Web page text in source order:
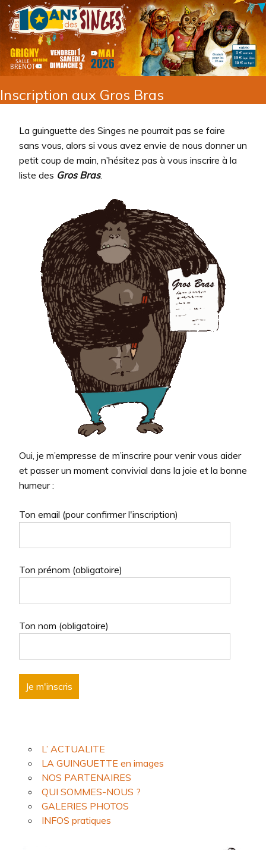
Inscription aux Gros Bras
La guinguette des Singes ne pourrait pas se faire
sans vous, alors si vous avez envie de nous donner un
petit coup de main, n’hésitez pas à vous inscrire à la
liste des Gros Bras.
Oui, je m’empresse de m’inscrire pour venir vous aider
et passer un moment convivial dans la joie et la bonne
humeur :
Ton email (pour confirmer l'inscription)
Ton prénom (obligatoire)
Ton nom (obligatoire)
L’ ACTUALITE
LA GUINGUETTE en images
NOS PARTENAIRES
QUI SOMMES-NOUS ?
GALERIES PHOTOS
INFOS pratiques